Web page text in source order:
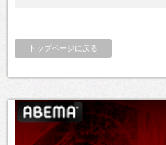
トップページに戻る